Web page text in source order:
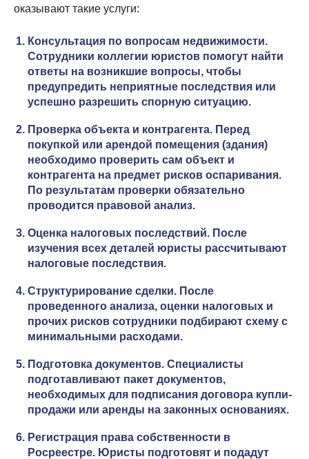
оказывают такие услуги:
Консультация по вопросам недвижимости.
Сотрудники коллегии юристов помогут найти
ответы на возникшие вопросы, чтобы
предупредить неприятные последствия или
успешно разрешить спорную ситуацию.
Проверка объекта и контрагента. Перед
покупкой или арендой помещения (здания)
необходимо проверить сам объект и
контрагента на предмет рисков оспаривания.
По результатам проверки обязательно
проводится правовой анализ.
Оценка налоговых последствий. После
изучения всех деталей юристы рассчитывают
налоговые последствия.
Структурирование сделки. После
проведенного анализа, оценки налоговых и
прочих рисков сотрудники подбирают схему с
минимальными расходами.
Подготовка документов. Специалисты
подготавливают пакет документов,
необходимых для подписания договора купли-
продажи или аренды на законных основаниях.
Регистрация права собственности в
Росреестре. Юристы подготовят и подадут